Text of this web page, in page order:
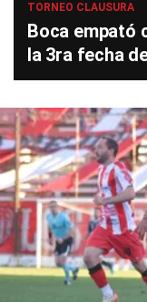
TORNEO CLAUSURA
Boca empató
la 3ra fecha